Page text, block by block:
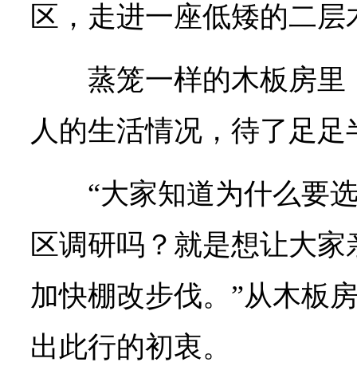
区，走进一座低矮的二层
蒸笼一样的木板房
人的生活情况，待了足足
“大家知道为什么要
区调研吗？就是想让大
加快棚改步伐。”从木板
出此行的初衷。